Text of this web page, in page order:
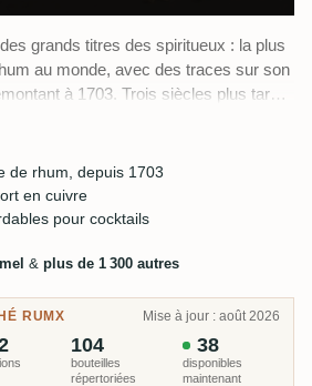
grands titres des spiritueux : la plus
au monde, avec des traces sur son
à 1703. Trois siècles plus tard,
rhum barbadien classique, de l'Eclipse
de rhum, depuis 1703
en cuivre
pour cocktails
& plus de 1 300 autres
RUMX Mise à jour : août 2026
bouteilles
répertoriées
104
disponibles
maintenant
38